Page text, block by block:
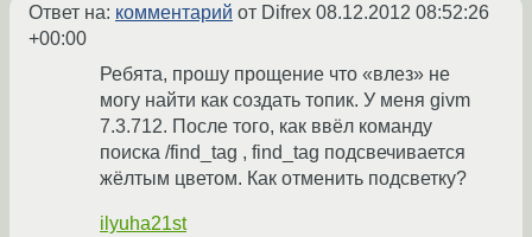
Ответ на: комментарий от Difrex 08.12.2012 08:52:26
+00:00
Ребята, прошу прощение что «влез» не
могу найти как создать топик. У меня givm
7.3.712. После того, как ввёл команду
поиска /find_tag , find_tag подсвечивается
жёлтым цветом. Как отменить подсветку?
ilyuha21st